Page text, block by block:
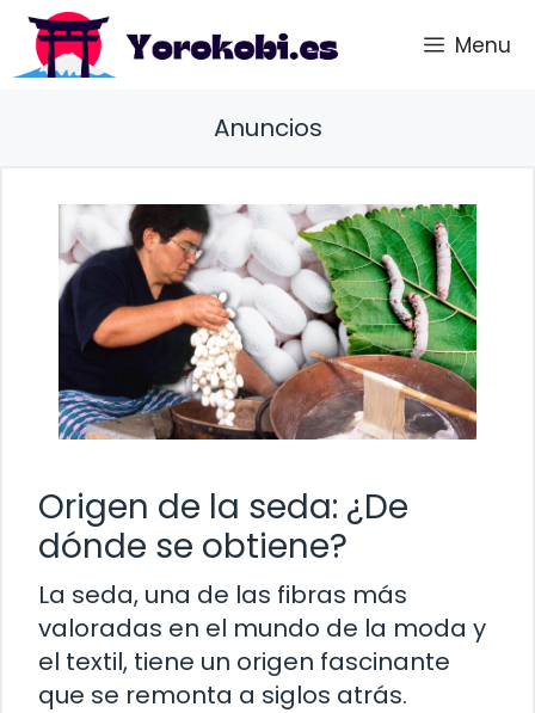
Saltar
contenido
Menu
Anuncios
Origen de la seda: ¿De
dónde se obtiene?
La seda, una de las fibras más
valoradas en el mundo de la moda y
el textil, tiene un origen fascinante
que se remonta a siglos atrás.